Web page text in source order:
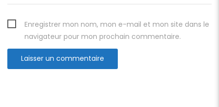
Enregistrer mon nom, mon e-mail et mon site dans le
navigateur pour mon prochain commentaire.